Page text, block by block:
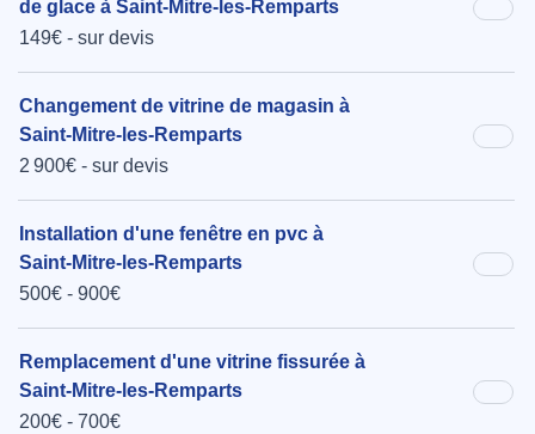
de glace à Saint-Mitre-les-Remparts
149€ - sur devis
Changement de vitrine de magasin à
Saint-Mitre-les-Remparts
2 900€ - sur devis
Installation d'une fenêtre en pvc à
Saint-Mitre-les-Remparts
500€ - 900€
Remplacement d'une vitrine fissurée à
Saint-Mitre-les-Remparts
200€ - 700€